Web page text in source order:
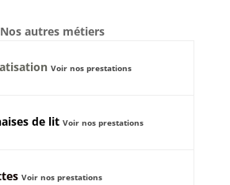
Nos autres métiers
Voir nos prestations
de lit Voir nos prestations
Voir nos prestations